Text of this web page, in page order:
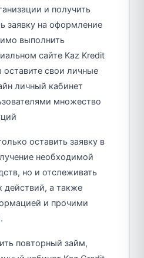
и получить
заявку на оформление
выполнить
сайте Kaz Kredit
оставите свои личные
личный кабинет
множество
оставить заявку в
необходимой
но и отслеживать
действий, а также
и прочими
повторный займ,